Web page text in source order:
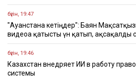
бүгін, 19:47
"Ауғанстанға кетіңдер": Баян
видеоға қатысты үн қатып, ақсақалды
бүгін, 19:46
Казахстан внедряет ИИ в работу
системы